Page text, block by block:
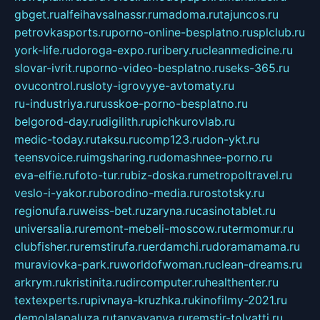
gbget.rualfeihavsalnassr.rumadoma.rutajuncos.ru
petrovkasports.ruporno-online-besplatno.rusplclub.ru
york-life.rudoroga-expo.ruribery.rucleanmedicine.ru
slovar-ivrit.ruporno-video-besplatno.ruseks-365.ru
ovucontrol.rusloty-igrovyye-avtomaty.ru
ru-industriya.rurusskoe-porno-besplatno.ru
belgorod-day.rudigilith.rupichkurovlab.ru
medic-today.rutaksu.rucomp123.rudon-ykt.ru
teensvoice.ruimgsharing.rudomashnee-porno.ru
eva-elfie.rufoto-tur.rubiz-doska.rumetropoltravel.ru
veslo-i-yakor.ruborodino-media.rurostotsky.ru
regionufa.ruweiss-bet.ruzaryna.rucasinotablet.ru
universalia.ruremont-mebeli-moscow.rutermomur.ru
clubfisher.ruremstirufa.ruerdamchi.rudoramamama.ru
muraviovka-park.ruworldofwoman.ruclean-dreams.ru
arkrym.rukristinita.rudircomputer.ruhealthenter.ru
textexperts.rupivnaya-kruzhka.rukinofilmy-2021.ru